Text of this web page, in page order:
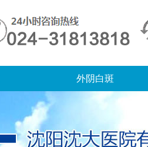
外阴白斑